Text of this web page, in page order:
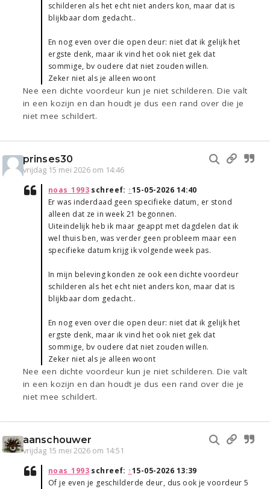
schilderen als het echt niet anders kon, maar dat is
blijkbaar dom gedacht..
En nog even over die open deur: niet dat ik gelijk het
ergste denk, maar ik vind het ook niet gek dat
sommige, bv oudere dat niet zouden willen.
Zeker niet als je alleen woont
Nee een dichte voordeur kun je niet schilderen. Die valt
in een kozijn en dan houdt je dus een rand over die je
niet mee schildert.
prinses30
vrijdag 15 mei 2026 om 14:46
noas_1993schreef: ↑15-05-2026 14:40
Er was inderdaad geen specifieke datum, er stond
alleen dat ze in week 21 begonnen.
Uiteindelijk heb ik maar geappt met dagdelen dat ik
wel thuis ben, was verder geen probleem maar een
specifieke datum krijg ik volgende week pas.
In mijn beleving konden ze ook een dichte voordeur
schilderen als het echt niet anders kon, maar dat is
blijkbaar dom gedacht..
En nog even over die open deur: niet dat ik gelijk het
ergste denk, maar ik vind het ook niet gek dat
sommige, bv oudere dat niet zouden willen.
Zeker niet als je alleen woont
Nee een dichte voordeur kun je niet schilderen. Die valt
in een kozijn en dan houdt je dus een rand over die je
niet mee schildert.
aanschouwer
vrijdag 15 mei 2026 om 14:51
noas_1993schreef: ↑15-05-2026 13:39
Of je even je geschilderde deur, dus ook je voordeur 5